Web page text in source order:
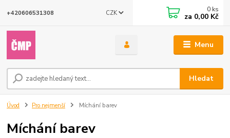
Menu
CZK
Hledat
+420606531308 0 ks
za 0,00 Kč
Úvod Pro nejmenší Míchání barev
Míchání barev